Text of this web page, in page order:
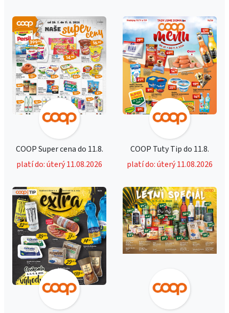
COOP Super cena do 11.8.
platí do: úterý 11.08.2026
COOP Tuty Tip do 11.8.
platí do: úterý 11.08.2026